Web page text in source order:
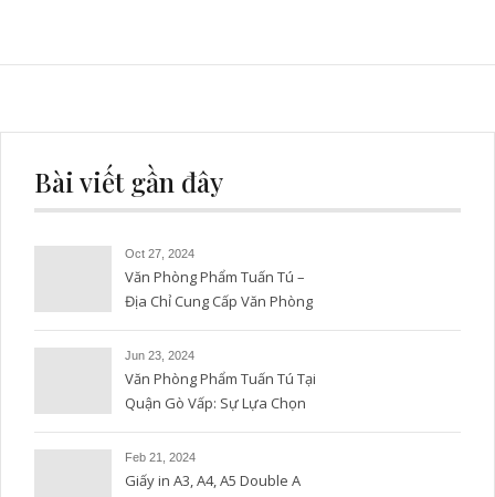
Bài viết gần đây
Oct 27, 2024
Văn Phòng Phẩm Tuấn Tú –
Địa Chỉ Cung Cấp Văn Phòng
Phẩm Uy Tín và Chất Lượng
Jun 23, 2024
Văn Phòng Phẩm Tuấn Tú Tại
Quận Gò Vấp: Sự Lựa Chọn
Hoàn Hảo
Feb 21, 2024
Giấy in A3, A4, A5 Double A